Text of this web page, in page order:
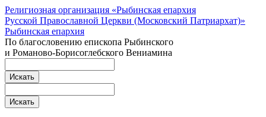
Религиозная организация «Рыбинская епархия
Русской Православной Церкви (Московский Патриархат)»
Рыбинская епархия
По благословению епископа Рыбинского
и Романово-Борисоглебского Вениамина